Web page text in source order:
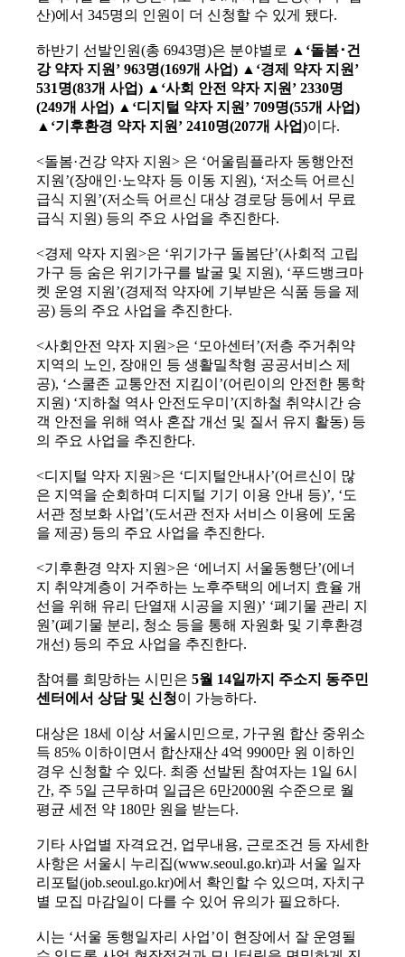
산)에서 345명의 인원이 더 신청할 수 있게 됐다.
하반기 선발인원(총 6943명)은 분야별로 ▲‘돌봄･건
강 약자 지원’ 963명(169개 사업) ▲‘경제 약자 지원’
531명(83개 사업) ▲‘사회 안전 약자 지원’ 2330명
(249개 사업) ▲‘디지털 약자 지원’ 709명(55개 사업)
▲‘기후환경 약자 지원’ 2410명(207개 사업)이다.
<돌봄·건강 약자 지원> 은 ‘어울림플라자 동행안전
지원’(장애인·노약자 등 이동 지원), ‘저소득 어르신
급식 지원’(저소득 어르신 대상 경로당 등에서 무료
급식 지원) 등의 주요 사업을 추진한다.
<경제 약자 지원>은 ‘위기가구 돌봄단’(사회적 고립
가구 등 숨은 위기가구를 발굴 및 지원), ‘푸드뱅크마
켓 운영 지원’(경제적 약자에 기부받은 식품 등을 제
공) 등의 주요 사업을 추진한다.
<사회안전 약자 지원>은 ‘모아센터’(저층 주거취약
지역의 노인, 장애인 등 생활밀착형 공공서비스 제
공), ‘스쿨존 교통안전 지킴이’(어린이의 안전한 통학
지원) ‘지하철 역사 안전도우미’(지하철 취약시간 승
객 안전을 위해 역사 혼잡 개선 및 질서 유지 활동) 등
의 주요 사업을 추진한다.
<디지털 약자 지원>은 ‘디지털안내사’(어르신이 많
은 지역을 순회하며 디지털 기기 이용 안내 등)’, ‘도
서관 정보화 사업’(도서관 전자 서비스 이용에 도움
을 제공) 등의 주요 사업을 추진한다.
<기후환경 약자 지원>은 ‘에너지 서울동행단’(에너
지 취약계층이 거주하는 노후주택의 에너지 효율 개
선을 위해 유리 단열재 시공을 지원)’ ‘폐기물 관리 지
원’(폐기물 분리, 청소 등을 통해 자원화 및 기후환경
개선) 등의 주요 사업을 추진한다.
참여를 희망하는 시민은 5월 14일까지 주소지 동주민
센터에서 상담 및 신청이 가능하다.
대상은 18세 이상 서울시민으로, 가구원 합산 중위소
득 85% 이하이면서 합산재산 4억 9900만 원 이하인
경우 신청할 수 있다. 최종 선발된 참여자는 1일 6시
간, 주 5일 근무하며 일급은 6만2000원 수준으로 월
평균 세전 약 180만 원을 받는다.
기타 사업별 자격요건, 업무내용, 근로조건 등 자세한
사항은 서울시 누리집(www.seoul.go.kr)과 서울 일자
리포털(job.seoul.go.kr)에서 확인할 수 있으며, 자치구
별 모집 마감일이 다를 수 있어 유의가 필요하다.
시는 ‘서울 동행일자리 사업’이 현장에서 잘 운영될